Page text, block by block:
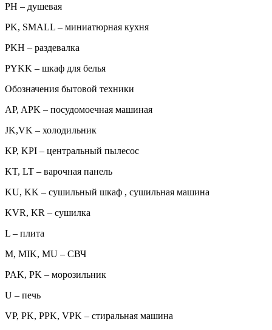
PH – душевая
PK, SMALL – миниатюрная кухня
PKH – раздевалка
PYKK – шкаф для белья
Обозначения бытовой техники
AP, APK – посудомоечная машиная
JK,VK – холодильник
KP, KPI – центральный пылесос
KT, LT – варочная панель
KU, KK – сушильный шкаф , сушильная машина
KVR, KR – сушилка
L – плита
M, MIK, MU – СВЧ
PAK, PK – морозильник
U – печь
VP, PK, PPK, VPK – стиральная машина